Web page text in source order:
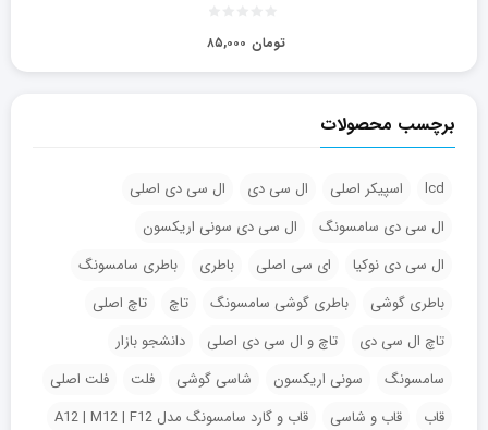
۸۵,۰۰۰ تومان
برچسب محصولات
lcd اسپیکر اصلی ال سی دی
ال سی دی اصلی
ال سی دی سامسونگ
ال سی دی سونی اریکسون
ال سی دی نوکیا
ای سی اصلی باطری
باطری سامسونگ
باطری گوشی
باطری گوشی سامسونگ تاچ
تاچ اصلی
تاچ ال سی دی
تاچ و ال سی دی اصلی
دانشجو بازار
سامسونگ
سونی اریکسون شاسی گوشی فلت
فلت اصلی
قاب
قاب و شاسی
قاب و گارد سامسونگ مدل A12 | M12 | F12